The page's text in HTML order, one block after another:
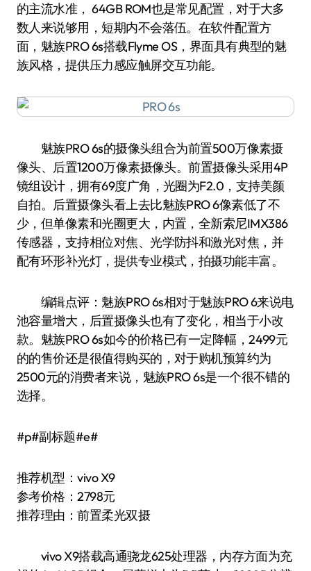
的主流水准， 64GB ROM也是常见配置，对于大多
数人来说够用，短期内不会落伍。在软件配置方
面，魅族PRO 6s搭载Flyme OS，界面具有典型的魅
族风格，提供压力感应触屏交互功能。
魅族PRO 6s的摄像头组合为前置500万像素摄
像头、后置1200万像素摄像头。前置摄像头采用4P
镜组设计，拥有69度广角，光圈为F2.0，支持美颜
自拍。后置摄像头看上去比魅族PRO 6像素低了不
少，但单像素和光圈更大，内置，全新索尼IMX386
传感器，支持相位对焦、光学防抖和激光对焦，并
配有环形补光灯，提供专业模式，拍摄功能丰富。
编辑点评：魅族PRO 6s相对于魅族PRO 6来说电
池容量增大，后置摄像头也有了变化，相当于小改
款。魅族PRO 6s如今的价格已有一定降幅，2499元
的的售价还是很值得购买的，对于购机预算约为
2500元的消费者来说，魅族PRO 6s是一个很不错的
选择。
#p#副标题#e#
推荐机型：vivo X9
参考价格：2798元
推荐理由：前置柔光双摄
vivo X9搭载高通骁龙625处理器，内存方面为充